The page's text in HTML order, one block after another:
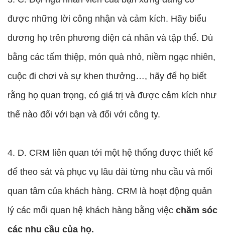
được những lời công nhận và cảm kích. Hãy biểu
dương họ trên phương diện cá nhân và tập thể. Dù
bằng các tấm thiệp, món quà nhỏ, niềm ngạc nhiên,
cuộc đi chơi và sự khen thưởng…, hãy để họ biết
rằng họ quan trọng, có giá trị và được cảm kích như
thế nào đối với bạn và đối với công ty.
4. D. CRM liên quan tới một hệ thống được thiết kế
để theo sát và phục vụ lâu dài từng nhu cầu và mối
quan tâm của khách hàng. CRM là hoạt động quản
lý các mối quan hệ khách hàng bằng việc chăm sóc
các nhu cầu của họ.